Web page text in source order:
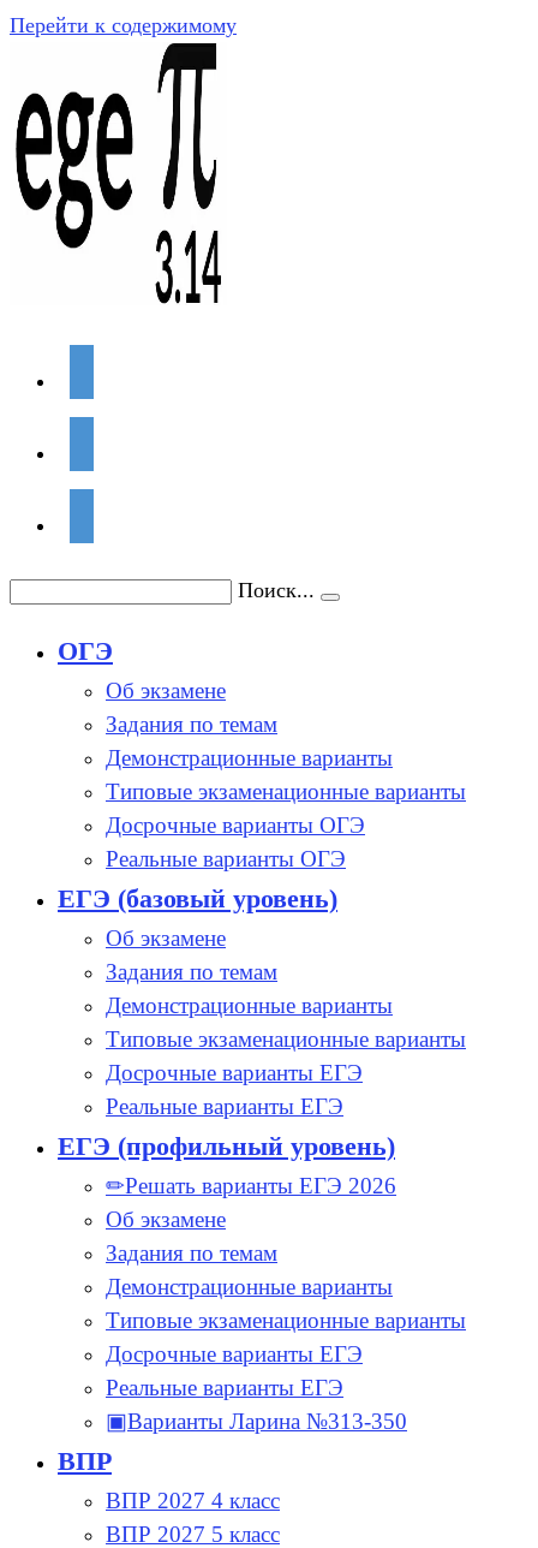
Перейти к содержимому
Поиск...
ОГЭ
Об экзамене
Задания по темам
Демонстрационные варианты
Типовые экзаменационные варианты
Досрочные варианты ОГЭ
Реальные варианты ОГЭ
ЕГЭ (базовый уровень)
Об экзамене
Задания по темам
Демонстрационные варианты
Типовые экзаменационные варианты
Досрочные варианты ЕГЭ
Реальные варианты ЕГЭ
ЕГЭ (профильный уровень)
✏Решать варианты ЕГЭ 2026
Об экзамене
Задания по темам
Демонстрационные варианты
Типовые экзаменационные варианты
Досрочные варианты ЕГЭ
Реальные варианты ЕГЭ
▣Варианты Ларина №313-350
ВПР
ВПР 2027 4 класс
ВПР 2027 5 класс